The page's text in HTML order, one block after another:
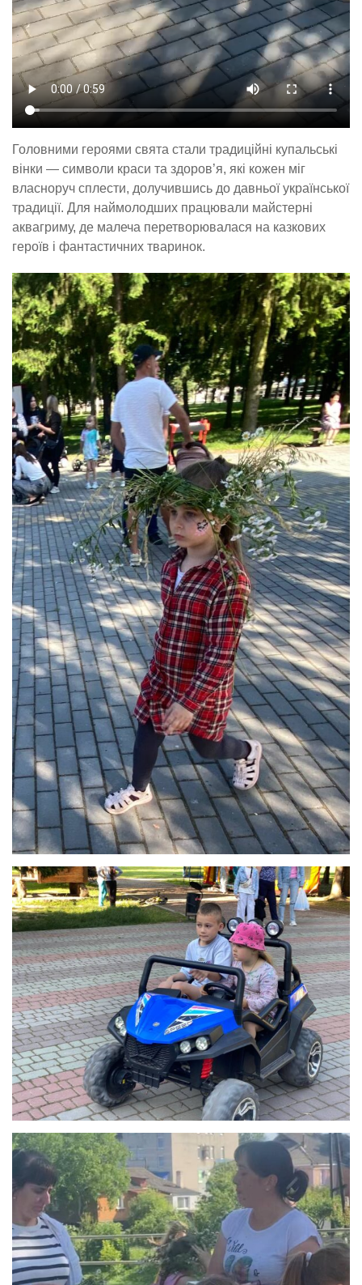
Головними героями свята стали традиційні купальські
вінки — символи краси та здоров’я, які кожен міг
власноруч сплести, долучившись до давньої української
традиції. Для наймолодших працювали майстерні
аквагриму, де малеча перетворювалася на казкових
героїв і фантастичних тваринок.